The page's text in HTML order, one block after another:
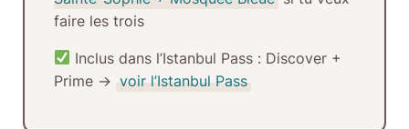
faire les trois
Inclus dans l’Istanbul Pass :Discover +
Prime → voir l’Istanbul Pass